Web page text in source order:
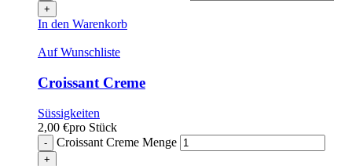
In den Warenkorb
Auf Wunschliste
Croissant Creme
Süssigkeiten
2,00 €pro Stück
Croissant Creme Menge